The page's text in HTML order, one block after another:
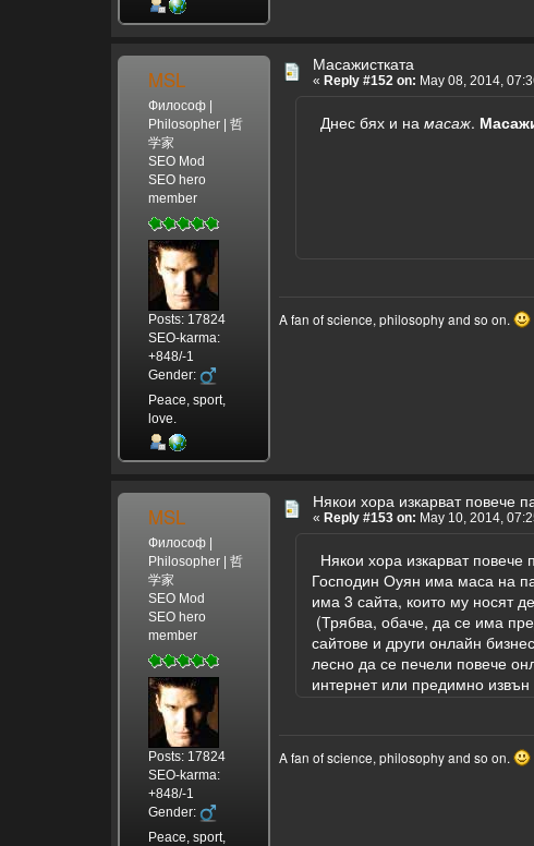
MSL
Философ |
Philosopher | 哲
学家
SEO Mod
SEO hero
member
Posts: 17824
SEO-karma:
+848/-1
Gender:
Peace, sport,
love.
Масажистката
« Reply #152 on: May 08, 2014,
Днес бях и на масаж.
A fan of science, philosophy and so on.
MSL
Философ |
Philosopher | 哲
学家
SEO Mod
SEO hero
member
Posts: 17824
SEO-karma:
+848/-1
Gender:
Peace, sport,
Някои хора изкарват повече
« Reply #153 on: May 10, 2014,
Някои хора изкарват
Господин Оуян има маса на
има 3 сайта, които му носят
(Трябва, обаче, да се има
сайтове и други онлайн
лесно да се печели повече
интернет или предимно извън
A fan of science, philosophy and so on.